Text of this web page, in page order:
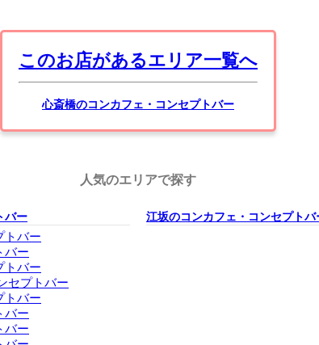
このお店があるエリア一覧へ
心斎橋のコンカフェ・コンセプトバー
人気のエリアで探す
バー
トバー
バー
トバー
セプトバー
トバー
バー
バー
江坂のコンカフェ・コンセプトバ